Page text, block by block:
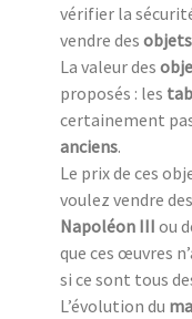
vérifier la
vendre des
La valeur des
proposés : les
certainement
anciens.
Le prix de ces
voulez vendre des
Napoléon III ou
que ces œuvres
si ce sont tous
L’évolution du